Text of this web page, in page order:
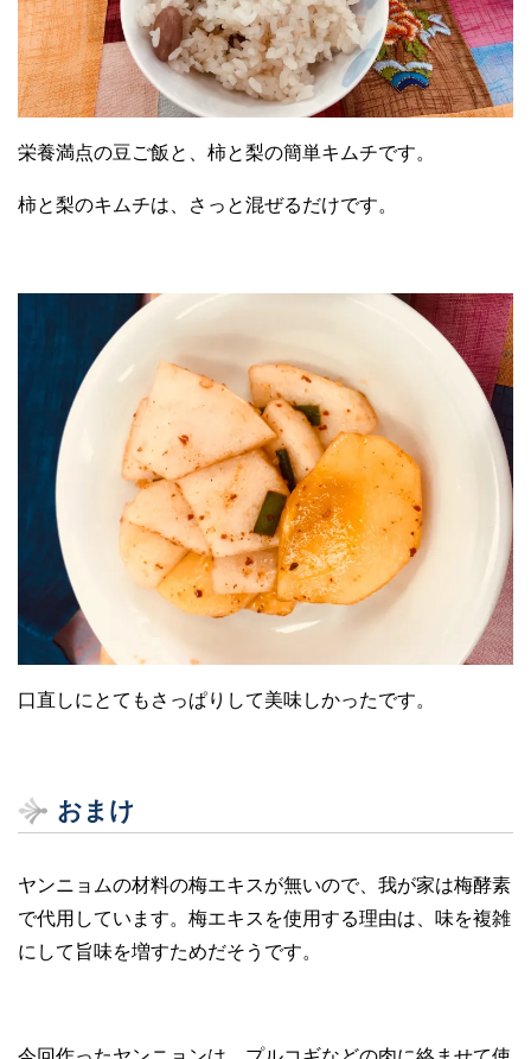
栄養満点の豆ご飯と、柿と梨の簡単キムチです。
柿と梨のキムチは、さっと混ぜるだけです。
口直しにとてもさっぱりして美味しかったです。
おまけ
ヤンニョムの材料の梅エキスが無いので、我が家は梅酵素
で代用しています。梅エキスを使用する理由は、味を複雑
にして旨味を増すためだそうです。